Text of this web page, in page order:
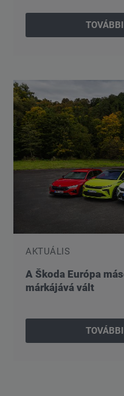
AKTUÁLIS
A Škoda Európa
márkájává vált